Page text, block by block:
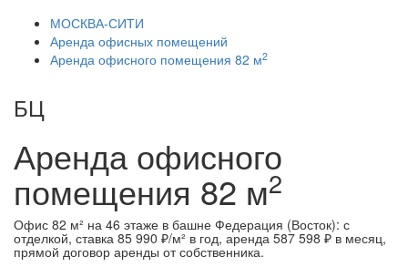
МОСКВА-СИТИ
Аренда офисных помещений
Аренда офисного помещения 82 м2
БЦ
Аренда офисного
помещения 82 м2
Офис 82 м² на 46 этаже в башне Федерация (Восток): с
отделкой, ставка 85 990 ₽/м² в год, аренда 587 598 ₽ в месяц,
прямой договор аренды от собственника.